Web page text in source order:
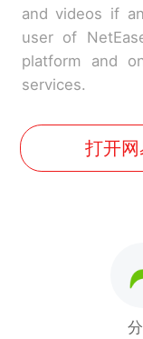
and videos if
user of
platform and
services.
打开